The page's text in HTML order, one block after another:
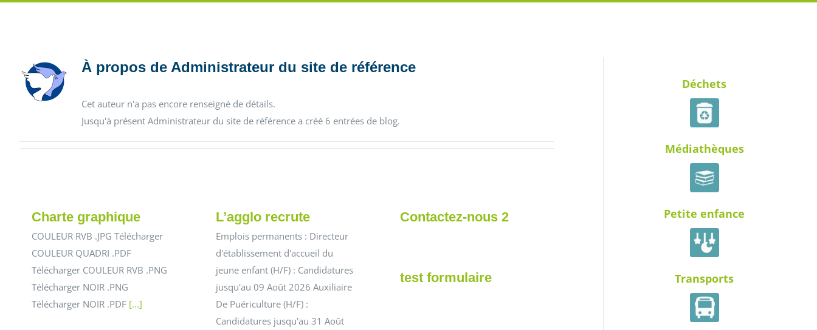
À propos de Administrateur du site de référence
Cet auteur n'a pas encore renseigné de détails.
Jusqu'à présent Administrateur du site de référence a créé 6 entrées de blog.
Charte graphique
COULEUR RVB .JPG Télécharger
COULEUR QUADRI .PDF
Télécharger COULEUR RVB .PNG
Télécharger NOIR .PNG
Télécharger NOIR .PDF [...]
L’agglo recrute
Emplois permanents : Directeur
d'établissement d'accueil du
jeune enfant (H/F) : Candidatures
jusqu'au 09 Août 2026 Auxiliaire
De Puériculture (H/F) :
Candidatures jusqu'au 31 Août
Contactez-nous 2
test formulaire
Déchets
Médiathèques
Petite enfance
Transports